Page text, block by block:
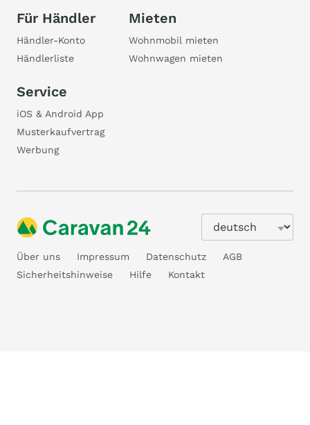
Für Händler
Händler-Konto
Händlerliste
Mieten
Wohnmobil mieten
Wohnwagen mieten
Service
iOS & Android App
Musterkaufvertrag
Werbung
Über uns Impressum Datenschutz
AGB
Sicherheitshinweise
Hilfe Kontakt